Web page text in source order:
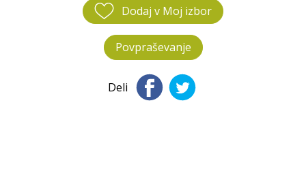
Dodaj v Moj izbor
Povpraševanje
Deli